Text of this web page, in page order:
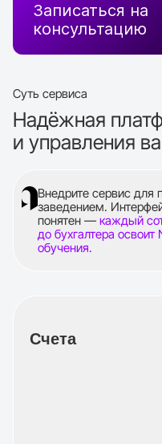
Записаться на
консультацию
Cуть сервиса
Надёжная
и управления
Внедрите сервис для
заведением.
понятен — каждый
до бухгалтера освоит
обучения.
Счета